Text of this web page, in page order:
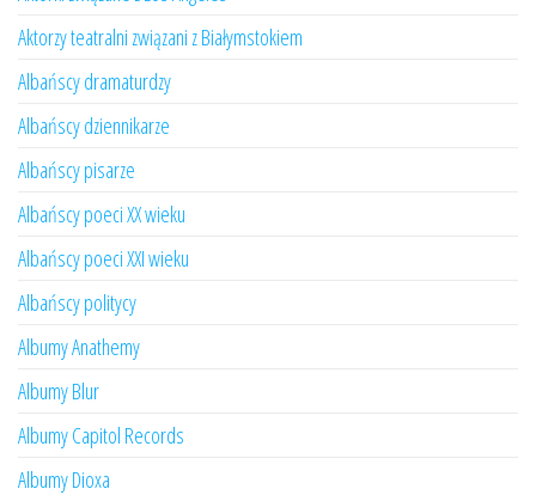
Aktorzy teatralni związani z Białymstokiem
Albańscy dramaturdzy
Albańscy dziennikarze
Albańscy pisarze
Albańscy poeci XX wieku
Albańscy poeci XXI wieku
Albańscy politycy
Albumy Anathemy
Albumy Blur
Albumy Capitol Records
Albumy Dioxa